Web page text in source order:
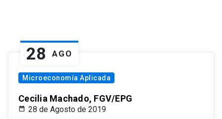
28 AGO
Microeconomía Aplicada
Cecilia Machado, FGV/EPG
28 de Agosto de 2019